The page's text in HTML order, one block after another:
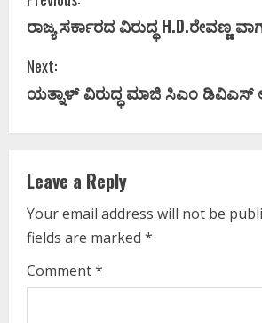
o
n
n
u
e
R
ರಾಜ್ಯ ಸರ್ಕಾರದ ವಿರುದ್ಧ H.D.ರೇವಣ್ಣ
Next:
ಯತ್ನಾಳ್‌ ವಿರುದ್ಧ ಮಾಜಿ ಸಿಎಂ ಡಿವಿಎಸ್‌
Leave a Reply
Your email address will not be
fields are marked *
Comment*